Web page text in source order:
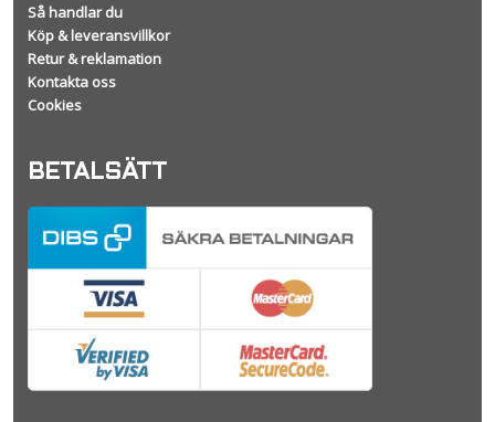
Så handlar du
Köp & leveransvillkor
Retur & reklamation
Kontakta oss
Cookies
BETALSÄTT